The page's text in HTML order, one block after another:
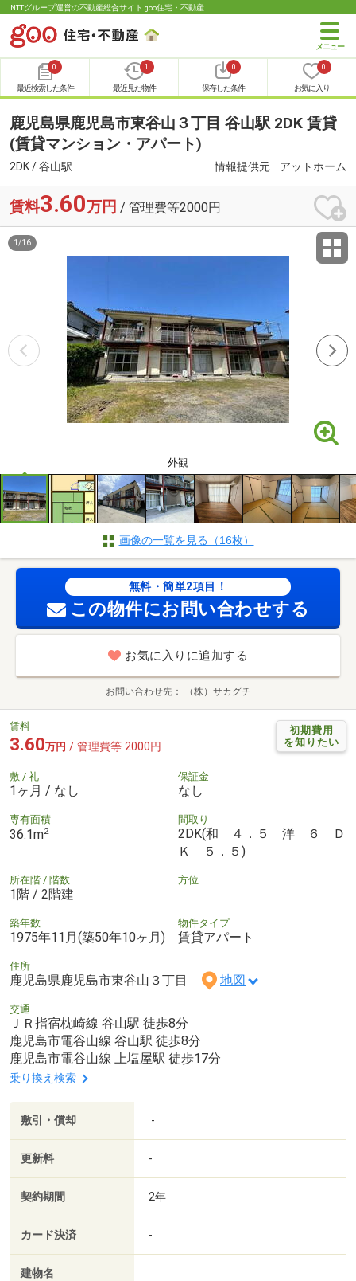
NTTグループ運営の不動産総合サイト goo住宅・不動産
0
最近検索した条件
1
最近見た物件
0
保存した条件
0
お気に入り
鹿児島県鹿児島市東谷山３丁目 谷山駅 2DK 賃貸
(賃貸マンション・アパート)
2DK / 谷山駅 情報提供元 アットホーム
賃料3.60万円 / 管理費等2000円
外観
1 /16
画像の一覧を見る（16枚）
無料・簡単2項目！
この物件にお問い合わせする
お気に入りに追加する
お問い合わせ先 （株）サカグチ
初期費用
を知りたい
賃料
3.60万円 / 管理費等 2000円
敷 / 礼
1ヶ月 / なし
保証金
なし
専有面積
36.1m2
間取り
2DK(和 ４．５ 洋 ６ Ｄ
Ｋ ５．５)
所在階 / 階数
1階 / 2階建
方位
築年数
1975年11月(築50年10ヶ月)
物件タイプ
賃貸アパート
住所
鹿児島県鹿児島市東谷山３丁目 地図
交通
ＪＲ指宿枕崎線 谷山駅 徒歩8分
鹿児島市電谷山線 谷山駅 徒歩8分
鹿児島市電谷山線 上塩屋駅 徒歩17分
乗り換え検索
敷引・償却 -
更新料 -
契約期間 2年
カード決済 -
建物名